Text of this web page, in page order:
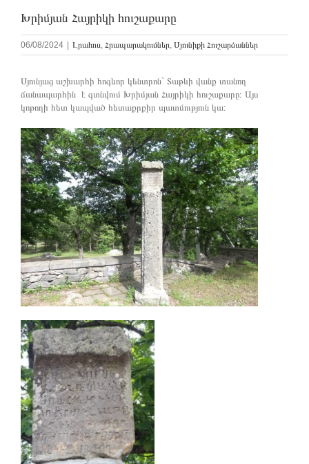
Խրիմյան Հայրիկի հուշաքարը
06/08/2024 Լրահոս, Հրապարակումներ, Սյունիքի Հուշարձաններ
Սյունյաց աշխարհի հոգևոր կենտրոն` Տաթևի վանք տանող
ճանապարհին է գտնվում Խրիմյան Հայրիկի հուշաքարը։ Այս
կոթողի հետ կապված հետաքրքիր պատմություն կա։